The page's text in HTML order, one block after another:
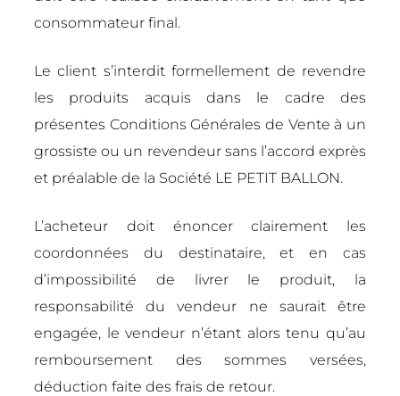
consommateur final.
Le client s’interdit formellement de revendre
les produits acquis dans le cadre des
présentes Conditions Générales de Vente à un
grossiste ou un revendeur sans l’accord exprès
et préalable de la Société LE PETIT BALLON.
L’acheteur doit énoncer clairement les
coordonnées du destinataire, et en cas
d’impossibilité de livrer le produit, la
responsabilité du vendeur ne saurait être
engagée, le vendeur n’étant alors tenu qu’au
remboursement des sommes versées,
déduction faite des frais de retour.